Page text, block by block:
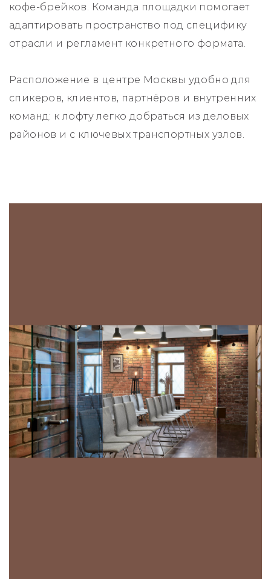
кофе-брейков. Команда площадки помогает
адаптировать пространство под специфику
отрасли и регламент конкретного формата.
Расположение в центре Москвы удобно для
спикеров, клиентов, партнёров и внутренних
команд: к лофту легко добраться из деловых
районов и с ключевых транспортных узлов.